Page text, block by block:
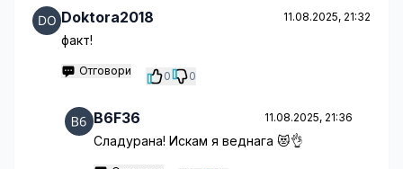
Doktora2018 11.08.2025, 21:32
факт!
Отговори 0 0
B6F36 11.08.2025, 21:36
Сладурана! Искам я веднага 😻👌